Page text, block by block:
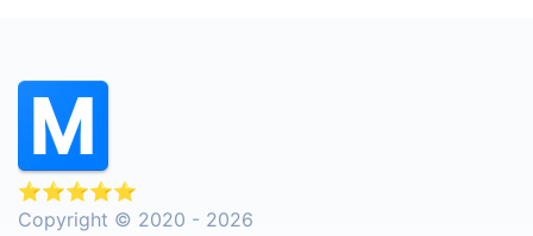
⭐⭐⭐⭐⭐
Copyright © 2020 - 2026